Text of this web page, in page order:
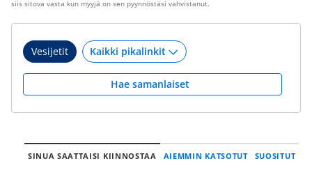
siis sitova vasta kun myyjä on sen pyynnöstäsi vahvistanut.
Vesijetit
Hae samanlaiset
SINUA SAATTAISI KIINNOSTAA AIEMMIN KATSOTUT SUOSITUT